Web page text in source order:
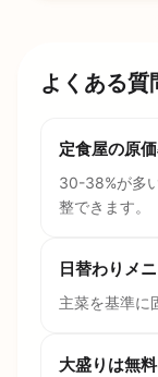
よくある質
定食屋の原
30-38%が多
整できます。
日替わりメ
主菜を基準に
大盛りは無